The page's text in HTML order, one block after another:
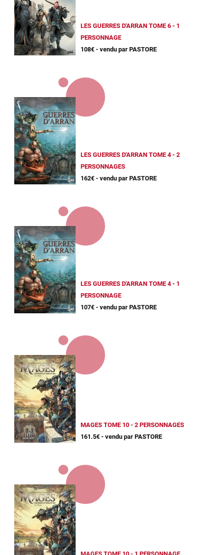
LES GUERRES D'ARRAN TOME 6 - 1
PERSONNAGE
108€ - vendu par PASTORE
LES GUERRES D'ARRAN TOME 4 - 2
PERSONNAGES
162€ - vendu par PASTORE
LES GUERRES D'ARRAN TOME 4 - 1
PERSONNAGE
107€ - vendu par PASTORE
MAGES TOME 10 - 2 PERSONNAGES
161.5€ - vendu par PASTORE